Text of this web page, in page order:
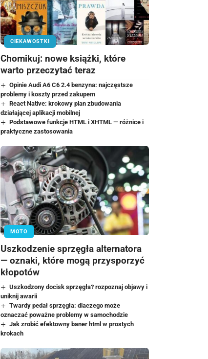
CIEKAWOSTKI
Chomikuj: nowe książki, które
warto przeczytać teraz
Opinie Audi A6 C6 2.4 benzyna: najczęstsze
problemy i koszty przed zakupem
React Native: krokowy plan zbudowania
działającej aplikacji mobilnej
Podstawowe funkcje HTML i XHTML — różnice i
praktyczne zastosowania
MOTO
Uszkodzenie sprzęgła alternatora
— oznaki, które mogą przysporzyć
kłopotów
Uszkodzony docisk sprzęgła? rozpoznaj objawy i
uniknij awarii
Twardy pedał sprzęgła: dlaczego może
oznaczać poważne problemy w samochodzie
Jak zrobić efektowny baner html w prostych
krokach